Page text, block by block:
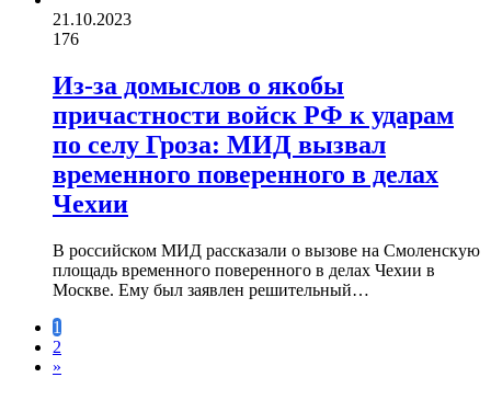
21.10.2023
176
Из-за домыслов о якобы
причастности войск РФ к ударам
по селу Гроза: МИД вызвал
временного поверенного в делах
Чехии
В российском МИД рассказали о вызове на Смоленскую
площадь временного поверенного в делах Чехии в
Москве. Ему был заявлен решительный…
1
2
»